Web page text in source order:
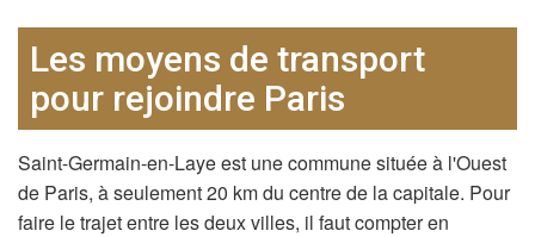
Les moyens de transport
pour rejoindre Paris
Saint-Germain-en-Laye est une commune située à l'Ouest
de Paris, à seulement 20 km du centre de la capitale. Pour
faire le trajet entre les deux villes, il faut compter en